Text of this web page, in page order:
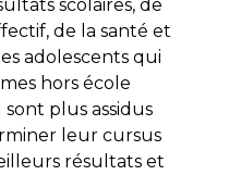
scolaires, de
de la santé et
adolescents qui
hors école
plus assidus
leur cursus
résultats et